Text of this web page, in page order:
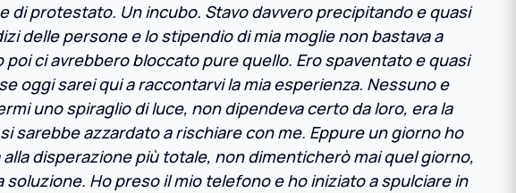
di protestato. Un incubo. Stavo davvero precipitando e quasi
delle persone e lo stipendio di mia moglie non bastava a
ci avrebbero bloccato pure quello. Ero spaventato e quasi
oggi sarei qui a raccontarvi la mia esperienza. Nessuno e
uno spiraglio di luce, non dipendeva certo da loro, era la
sarebbe azzardato a rischiare con me. Eppure un giorno ho
disperazione più totale, non dimenticherò mai quel giorno,
Ho preso il mio telefono e ho iniziato a spulciare in